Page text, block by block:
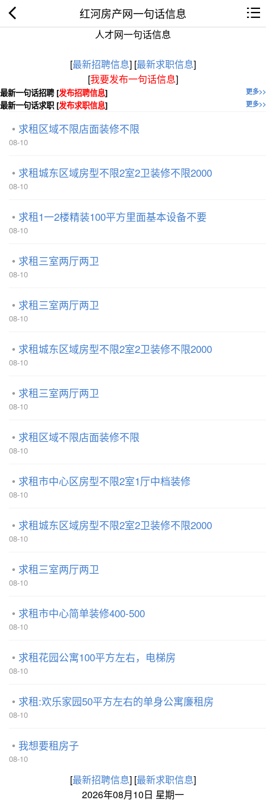
红河房产网一句话信息
人才网一句话信息
[最新招聘信息] [最新求职信息]
[我要发布一句话信息]
更多>>
最新一句话招聘 [发布招聘信息]
更多>>
最新一句话求职 [发布求职信息]
求租区域不限店面装修不限
08-10
求租城东区域房型不限2室2卫装修不限2000
08-10
求租1一2楼精装100平方里面基本设备不要
08-10
求租三室两厅两卫
08-10
求租三室两厅两卫
08-10
求租城东区域房型不限2室2卫装修不限2000
08-10
求租三室两厅两卫
08-10
求租区域不限店面装修不限
08-10
求租市中心区房型不限2室1厅中档装修
08-10
求租城东区域房型不限2室2卫装修不限2000
08-10
求租三室两厅两卫
08-10
求租市中心简单装修400-500
08-10
求租花园公寓100平方左右，电梯房
08-10
求租:欢乐家园50平方左右的单身公寓廉租房
08-10
我想要租房子
08-10
[最新招聘信息] [最新求职信息]
2026年08月10日 星期一